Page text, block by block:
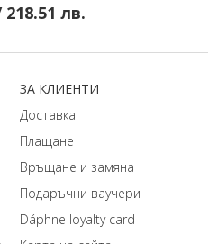
218.51 лв.
ЗA КЛИЕНТИ
Доставка
Плащане
Връщане и замяна
Подаръчни ваучери
Dáphnе loyalty card